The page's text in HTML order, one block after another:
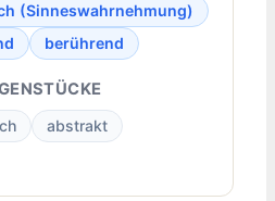
(Sinneswahrnehmung)
berührend
abstrakt